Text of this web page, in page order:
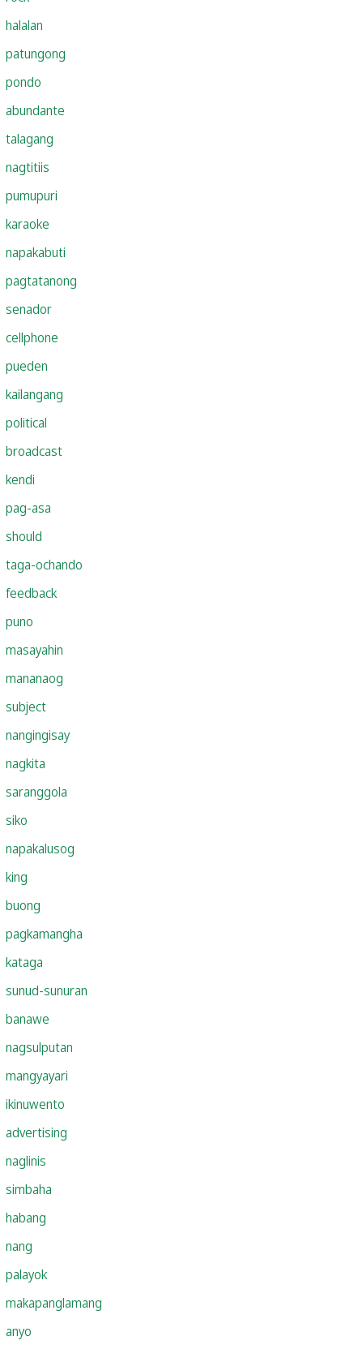
halalan
patungong
pondo
abundante
talagang
nagtitiis
pumupuri
karaoke
napakabuti
pagtatanong
senador
cellphone
pueden
kailangang
political
broadcast
kendi
pag-asa
should
taga-ochando
feedback
puno
masayahin
mananaog
subject
nangingisay
nagkita
saranggola
siko
napakalusog
king
buong
pagkamangha
kataga
sunud-sunuran
banawe
nagsulputan
mangyayari
ikinuwento
advertising
naglinis
simbaha
habang
nang
palayok
makapanglamang
anyo